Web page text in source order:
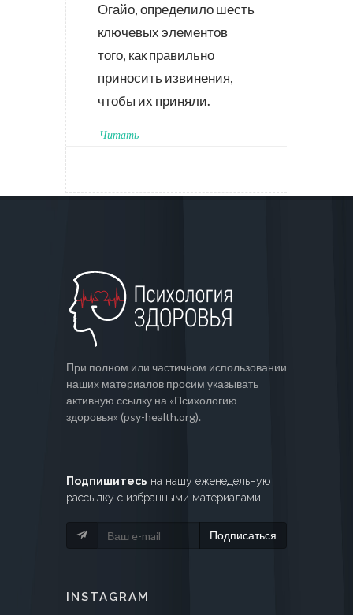
Огайо, определило шесть
ключевых элементов
того, как правильно
приносить извинения,
чтобы их приняли.
Читать
При полном или частичном использовании
наших материалов просим указывать
активную ссылку на «Психологию
здоровья» (psy-health.org).
Подпишитесь на нашу еженедельную
рассылку с избранными материалами:
Подписаться
INSTAGRAM